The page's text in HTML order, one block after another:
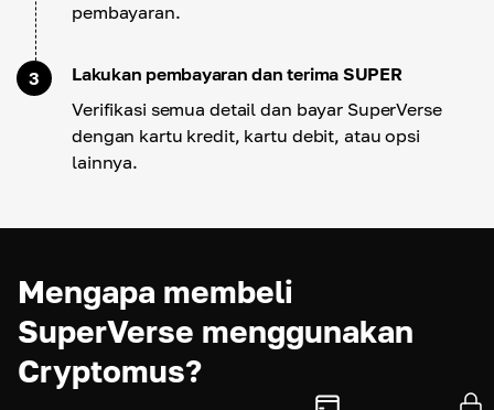
pembayaran.
3
Lakukan pembayaran dan terima SUPER
Verifikasi semua detail dan bayar SuperVerse
dengan kartu kredit, kartu debit, atau opsi
lainnya.
Mengapa membeli
SuperVerse menggunakan
Cryptomus?